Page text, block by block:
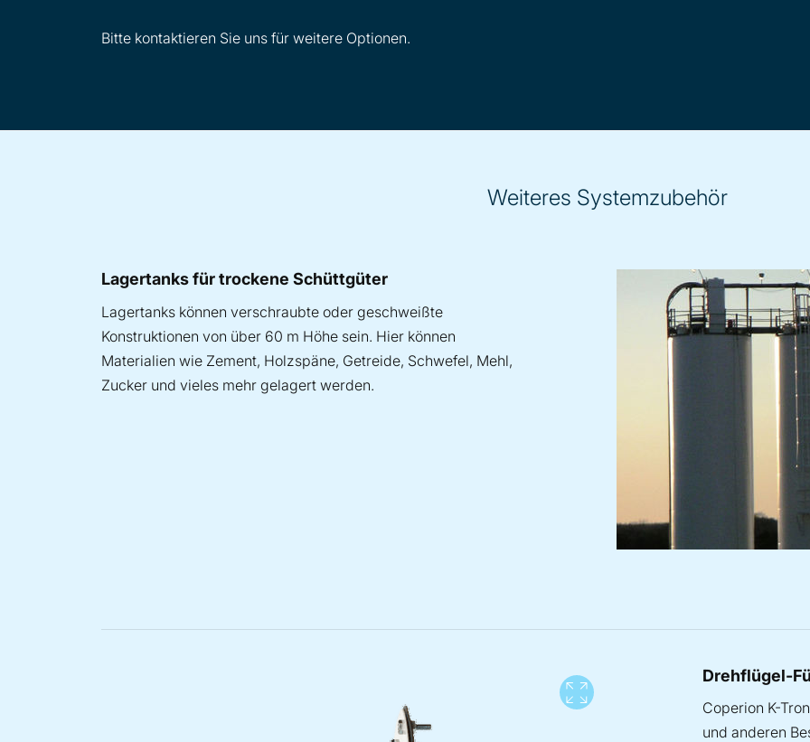
Bitte kontaktieren Sie uns für weitere Optionen.
Weiteres Systemzubehör
Lagertanks für trockene Schüttgüter
Lagertanks können verschraubte oder geschweißte
Konstruktionen von über 60 m Höhe sein. Hier können
Materialien wie Zement, Holzspäne, Getreide, Schwefel, Mehl,
Zucker und vieles mehr gelagert werden.
Drehflügel-
Coperion K-
und anderen